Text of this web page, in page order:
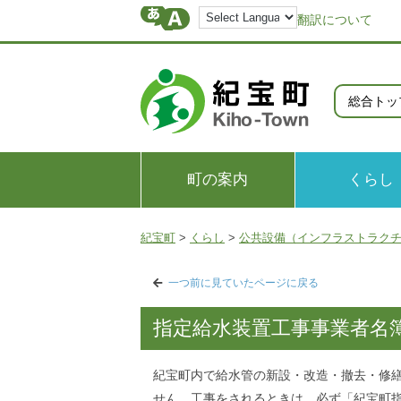
翻訳について
総合トッ
町の案内 くらし
紀宝町 > くらし > 公共設備（インフラストラクチ
一つ前に見ていたページに戻る
指定給水装置工事事業者名
紀宝町内で給水管の新設・改造・撤去・修